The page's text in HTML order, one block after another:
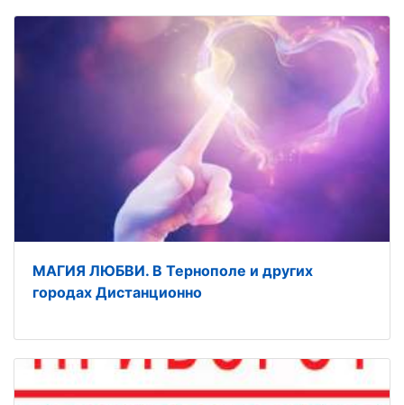
МАГИЯ ЛЮБВИ. В Тернополе и других
городах Дистанционно